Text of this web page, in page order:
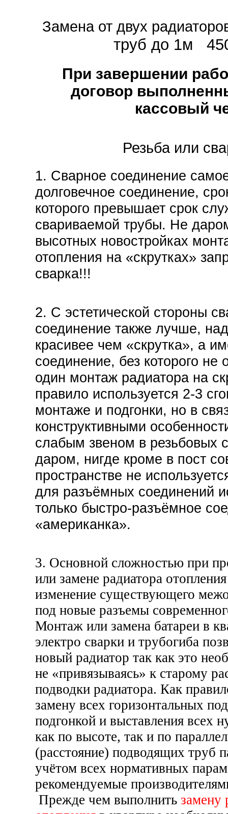
Замена от двух
труб до 1м
При завершении
договор
кассовый
Резьба или
1. Сварное соединение
долговечное соединение,
которого превышает срок
свариваемой трубы. Не
высотных новостройках
отопления на «скрутках»
сварка!!!
2. С эстетической стороны
соединение также лучше,
красивее чем «скрутка», а
соединение, без которого не
один монтаж радиатора на
правило используется 2-3
монтаже и подгонки, но в
конструктивными
слабым звеном в резьбовых
даром, нигде кроме в пост
пространстве не
для разъёмных соединений
только быстро-разъёмное
«американка».
3. Основной сложностью при
или замене радиатора отопления
изменение существующего
под новые разъемы
Монтаж или замена батареи в
электро сварки и трубогиба
новый радиатор так как это
не «привязываясь» к старому
подводки радиатора. Как
замену всех горизонтальных
подгонкой и выставления всех
как по высоте, так и по
(расстояние) подводящих труб
учётом всех нормативных
рекомендуемые
Прежде чем выполнить замену